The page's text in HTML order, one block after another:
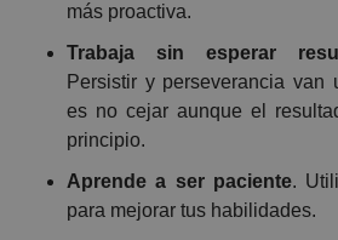
más proactiva.
Trabaja sin esperar
Persistir y perseverancia van
es no cejar aunque el
principio.
Aprende a ser paciente.
para mejorar tus habilidades.